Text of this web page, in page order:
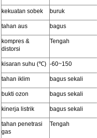
kekuatan sobek buruk
tahan aus bagus
kompres &
distorsi
Tengah
kisaran suhu (℃) -60~150
tahan iklim bagus sekali
bukti ozon bagus sekali
kinerja listrik bagus sekali
tahan penetrasi
gas
Tengah